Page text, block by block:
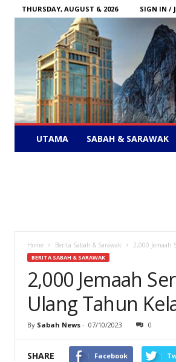
THURSDAY, AUGUST 6, 2026 SIGN IN /
–
UTAMA SABAH & SARAWAK
Home Berita Sabah & Sarawak 2,000 Jemaah
BERITA SABAH & SARAWAK
2,000 Jemaah
Ulang Tahun
By Sabah News- 07/10/2023 0
SHARE Facebook